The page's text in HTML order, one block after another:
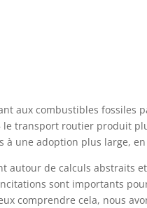
aux combustibles fossiles
transport routier produit
à une adoption plus large,
autour de calculs abstraits
sont importants
comprendre cela, nous